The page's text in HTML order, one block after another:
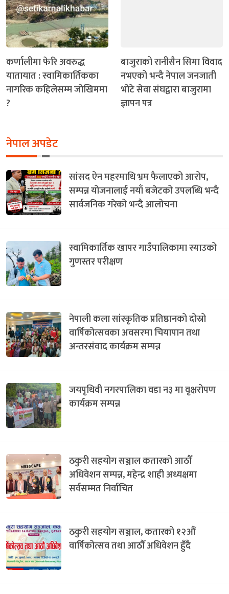
कर्णालीमा फेरि अवरुद्ध
यातायात : स्वामिकार्तिकका
नागरिक कहिलेसम्म जोखिममा
?
बाजुराको रानीसैन सिमा विवाद
नभएको भन्दै नेपाल जनजाती
भोटे सेवा संघद्वारा बाजुरामा
ज्ञापन पत्र
नेपाल अपडेट
सांसद ऐन महरमाथि भ्रम फैलाएको आरोप,
सम्पन्न योजनालाई नयाँ बजेटको उपलब्धि भन्दै
सार्वजनिक गरेको भन्दै आलोचना
स्वामिकार्तिक खापर गाउँपालिकामा स्याउको
गुणस्तर परीक्षण
नेपाली कला सांस्कृतिक प्रतिष्ठानको दोस्रो
वार्षिकोत्सवका अवसरमा चियापान तथा
अन्तरसंवाद कार्यक्रम सम्पन्न
जयपृथिवी नगरपालिका वडा न३ मा वृक्षरोपण
कार्यक्रम सम्पन्न
ठकुरी सहयोग सञ्जाल कतारको आठौँ
अधिवेशन सम्पन्न, महेन्द्र शाही अध्यक्षमा
सर्वसम्मत निर्वाचित
ठकुरी सहयोग सञ्जाल, कतारको १२औँ
वार्षिकोत्सव तथा आठौँ अधिवेशन हुँदै